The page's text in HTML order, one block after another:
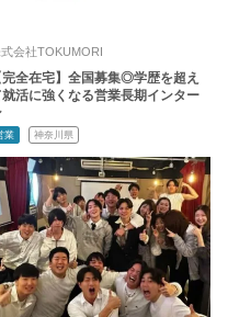
会社TOKUMORI
完全在宅】全国募集◎学歴を超え
就活に強くなる営業長期インター
業 神奈川県